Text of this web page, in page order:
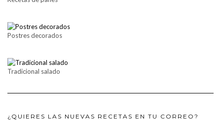
Postres decorados
Tradicional salado
¿QUIERES LAS NUEVAS RECETAS EN TU CORREO?